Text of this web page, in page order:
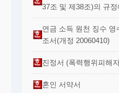
37조 및 제38조)의 규
연금 소득 원천 징수 영
조서(개정 20060410)
진정서 (폭력행위피해
혼인 서약서